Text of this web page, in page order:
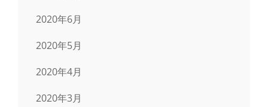
2020年6月
2020年5月
2020年4月
2020年3月